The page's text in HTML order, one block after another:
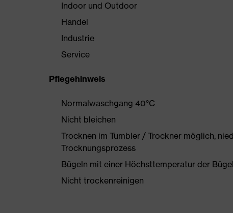
Indoor und Outdoor
Handel
Industrie
Service
Pflegehinweis
Normalwaschgang 40°C
Nicht bleichen
Trocknen im Tumbler / Trockner möglich,
Trocknungsprozess
Bügeln mit einer Höchsttemperatur der
Nicht trockenreinigen